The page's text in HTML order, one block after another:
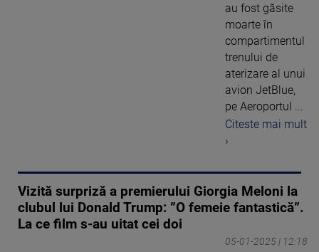
au fost găsite
moarte în
compartimentul
trenului de
aterizare al unui
avion JetBlue,
pe Aeroportul ...
Citeste mai mult
›
Vizită surpriză a premierului Giorgia Meloni la
clubul lui Donald Trump: ”O femeie fantastică”.
La ce film s-au uitat cei doi
05-01-2025 | 12:18